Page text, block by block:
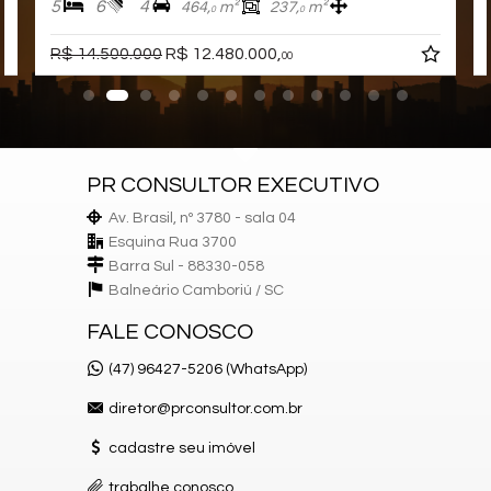
Características do Imóvel
Aquecimento de Água
Ar Condicionado
Churrasqueira
Despensa
TV a Cabo
Andar Alto
Vista Livre
Acabamento em Gesso
Móveis Planejados
Fechadura Eletrônica
Aceita Pet
Dependência de Empregada
Sala de Jantar
Sacada Integrada
5 6 4 464,0m² 237,0m²
R$ 14.500.000R$ 12.480.000, 00
PR CONSULTOR EXECUTIVO
Av. Brasil, nº 3780 - sala 04
Esquina Rua 3700
Barra Sul - 88330-058
Balneário Camboriú / SC
FALE CONOSCO
(47) 96427-5206 (WhatsApp)
diretor@prconsultor.com.br
cadastre seu imóvel
trabalhe conosco